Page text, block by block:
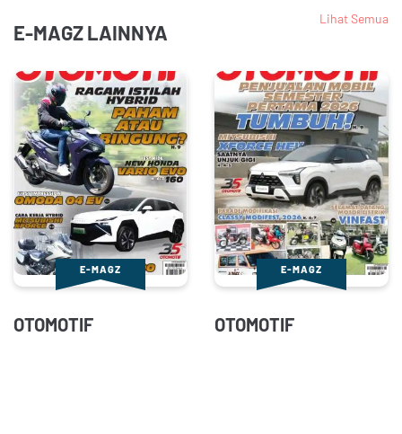
E-MAGZ LAINNYA
Lihat Semua
E-MAGZ
OTOMOTIF
E-MAGZ
OTOMOTIF